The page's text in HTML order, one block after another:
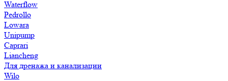
Waterflow
Pedrollo
Lowara
Unipump
Caprari
Liancheng
Для дренажа и канализации
Wilo